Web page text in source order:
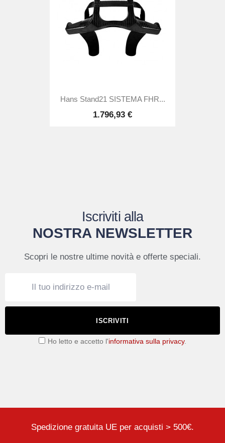
Hans Stand21 SISTEMA FHR...
1.796,93 €
Iscriviti alla
NOSTRA NEWSLETTER
Scopri le nostre ultime novità e offerte speciali.
ISCRIVITI
Ho letto e accetto l'informativa sulla privacy.
Spedizione gratuita UE per acquisti > 500€.